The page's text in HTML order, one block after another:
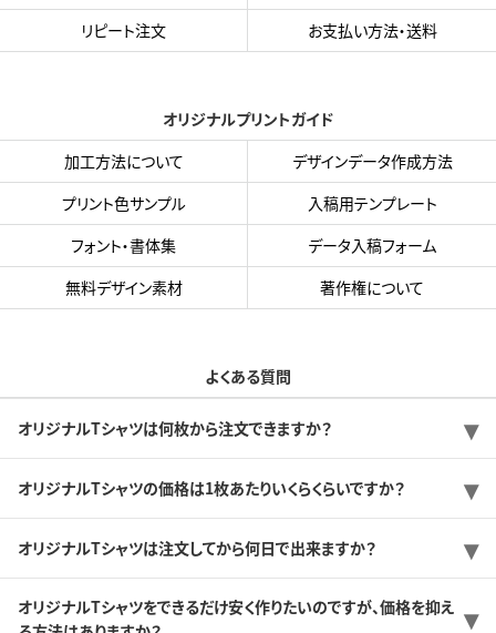
リピート注文
お支払い方法・送料
オリジナルプリントガイド
加工方法について
デザインデータ作成方法
プリント色サンプル
入稿用テンプレート
フォント・書体集
データ入稿フォーム
無料デザイン素材
著作権について
よくある質問
オリジナルTシャツは何枚から注文できますか？
オリジナルTシャツの価格は1枚あたりいくらくらいですか？
オリジナルTシャツは注文してから何日で出来ますか？
オリジナルTシャツをできるだけ安く作りたいのですが、価格を抑え